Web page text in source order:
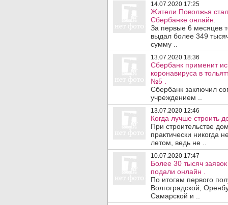
14.07.2020 17:25
Жители Поволжья
Сбербанке онлайн.
За первые 6 месяцев
выдал более 349
сумму ..
13.07.2020 18:36
Сбербанк применит
коронавируса в
№5 .
Сбербанк заключил
учреждением ..
13.07.2020 12:46
Когда лучше строить
При строительстве
практически никогда
летом, ведь не ..
10.07.2020 17:47
Более 30 тысяч
подали онлайн .
По итогам первого
Волгоградской,
Самарской и ..